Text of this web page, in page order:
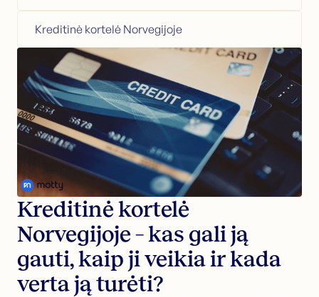
Straipsniai
Bankininkystės žodynas (NO)
Kreditinė kortelė
Norvegijoje – kas gali ją
gauti, kaip ji veikia ir kada
verta ją turėti?
Kreditinė kortelė Norvegijoje